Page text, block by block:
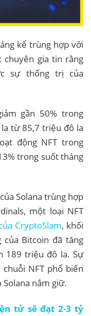
kể trùng hợp với
chuyên gia tin rằng
sự thống trị của
gần 50% trong
từ 85,7 triệu đô la
động NFT trong
trong suốt tháng
Solana trùng hợp
một loại NFT
CryptoSlam, khối
của Bitcoin đã tăng
189 triệu đô la. Sự
NFT phổ biến
nắm giữ.
tử sẽ đạt 2-3 tỷ